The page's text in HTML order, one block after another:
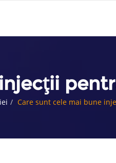
Care sunt cele mai bune